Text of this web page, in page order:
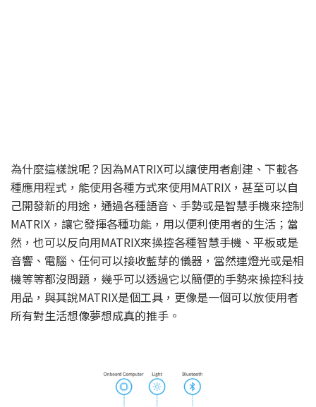
為什麼這樣說呢？因為MATRIX可以讓使用者創建、下載各
種應用程式，能使用各種方式來使用MATRIX，甚至可以自
己開發新的用途，通過各種語音、手勢或是智慧手機來控制
MATRIX，讓它發揮各種功能，用以便利使用者的生活；當
然，也可以反向用MATRIX來操控各種智慧手機、平板或是
音響、電腦、任何可以接收藍芽的儀器，當然連燈光或是相
機等等都沒問題，幾乎可以透過它以簡便的手勢來操控科技
用品，與其說MATRIX是個工具，更像是一個可以放使用者
所有對生活想像夢想成真的推手。